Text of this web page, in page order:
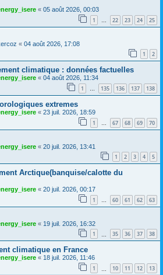
« 05 août 2026, 00:03
1 … 22 23 24 25
« 04 août 2026, 17:08
1 2
climatique : données factuelles
« 04 août 2026, 11:34
1 … 135 136 137 138
extremes
« 23 juil. 2026, 18:59
1 … 67 68 69 70
« 20 juil. 2026, 13:41
1 2 3 4 5
Arctique(banquise/calotte du
« 20 juil. 2026, 00:17
1 … 60 61 62 63
« 19 juil. 2026, 16:32
1 35 36 37 38
climatique en France
« 18 juil. 2026, 11:46
1 10 11 12 13